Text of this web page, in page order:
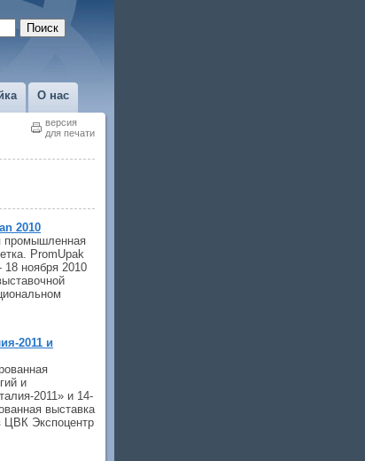
О нас
версия
для печати
2010
промышленная
PromUpak
18 ноября 2010
2011 и
и
2011» и 14-
выставка
ЦВК Экспоцентр